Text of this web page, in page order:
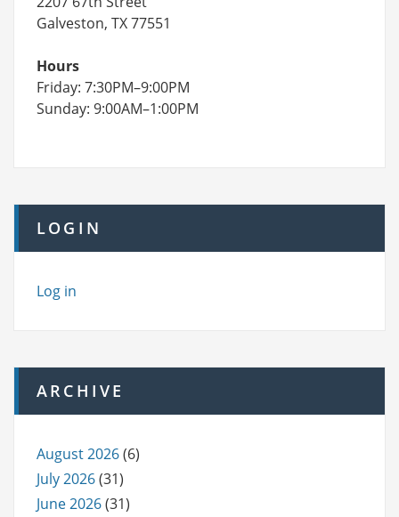
Galveston, TX 77551
Hours
Friday: 7:30PM–9:00PM
Sunday: 9:00AM–1:00PM
LOGIN
Log in
ARCHIVE
August 2026(6)
July 2026(31)
June 2026(31)